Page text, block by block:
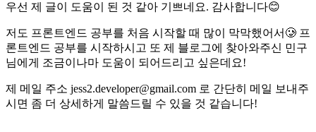
우선 제 글이 도움이 된 것 같아 기쁘네요. 감사합니다😊
저도 프론트엔드 공부를 처음 시작할 때 많이 막막했어서🥲 프
론트엔드 공부를 시작하시고 또 제 블로그에 찾아와주신 민구
님에게 조금이나마 도움이 되어드리고 싶은데요!
제 메일 주소 jess2.developer@gmail.com 로 간단히 메일 보내주
시면 좀 더 상세하게 말씀드릴 수 있을 것 같습니다!